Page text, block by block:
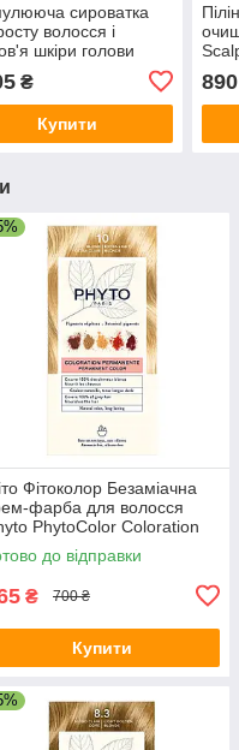
сироватка
волосся і
шкіри голови
₴
Купити
890
Фітоколор Безаміачна
фарба для волосся
PhytoColor Coloration
10 екстра світлий
112 мл
до відправки
₴ 700 ₴
Купити